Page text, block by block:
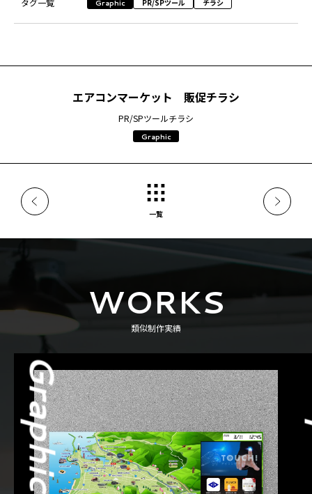
Graphic PR/SPツール チラシ
エアコンマーケット 販促チラシ
PR/SPツールチラシ
Graphic
一覧
WORKS
類似制作実績
Graphic